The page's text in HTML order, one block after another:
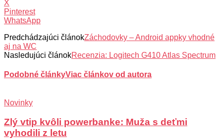
X
Pinterest
WhatsApp
Predchádzajúci článokZáchodovky – Android appky vhodné
aj na WC
Nasledujúci článokRecenzia: Logitech G410 Atlas Spectrum
Podobné článkyViac článkov od autora
Novinky
Zlý vtip kvôli powerbanke: Muža s deťmi
vyhodili z letu